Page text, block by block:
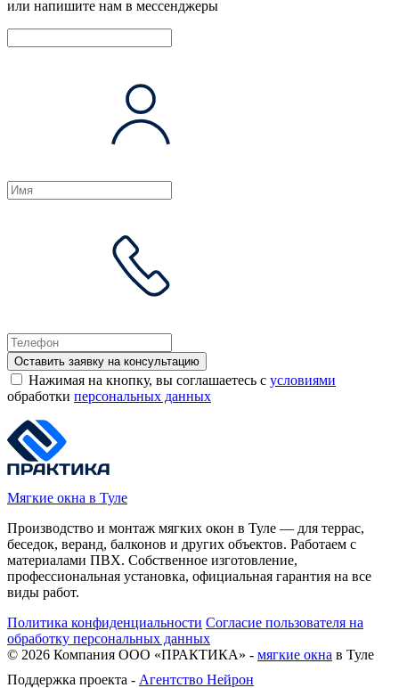
или напишите нам в мессенджеры
Оставить заявку на консультацию
Нажимая на кнопку, вы соглашаетесь с условиями
обработки персональных данных
Мягкие окна в Туле
Производство и монтаж мягких окон в Туле — для террас,
беседок, веранд, балконов и других объектов. Работаем с
материалами ПВХ. Собственное изготовление,
профессиональная установка, официальная гарантия на все
виды работ.
Политика конфиденциальности Согласие пользователя на
обработку персональных данных
© 2026 Компания ООО «ПРАКТИКА» - мягкие окна в Туле
Поддержка проекта - Агентство Нейрон